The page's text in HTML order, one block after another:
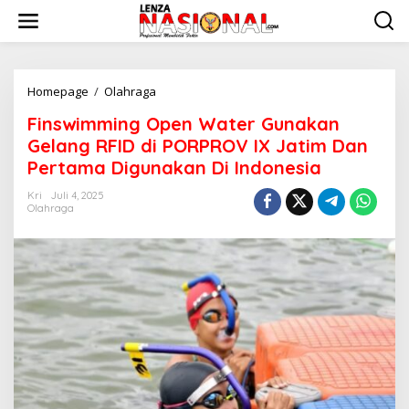
w
Homepage / Olahraga
n
w
i
n
g
O
p
n
W
a
t
e
r
Finswimming Open Water Gunakan
Gelang RFID di PORPROV IX Jatim Dan
Pertama Digunakan Di Indonesia
Kri
Juli 4, 2025
Olahraga